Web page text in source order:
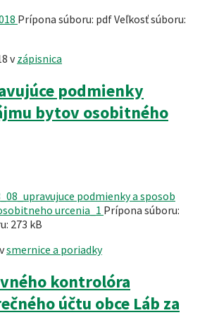
Prípona súboru: pdfVeľkosť súboru:
vzápisnica
podmienky
bytov osobitného
podmienky a sposob
urcenia_1 Prípona súboru:
273 kB
vsmernice a poriadky
kontrolóra
účtu obce Láb za